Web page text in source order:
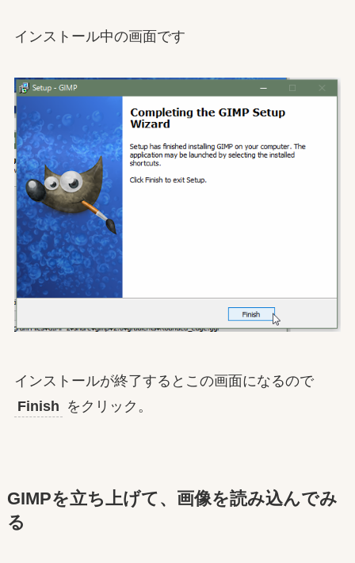
インストール中の画面です
インストールが終了するとこの画面になるので
Finish をクリック。
GIMPを立ち上げて、画像を読み込んでみ
る